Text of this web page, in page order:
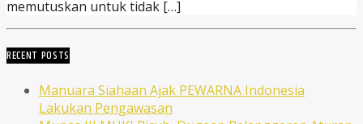
memutuskan untuk tidak […]
RECENT POSTS
Manuara Siahaan Ajak PEWARNA Indonesia
Lakukan Pengawasan